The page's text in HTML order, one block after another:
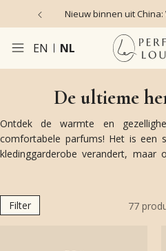
Nieuw binnen uit China:
EN NL
De ultieme
Ontdek de warmte en
comfortabele parfums! Het is een
kledinggarderobe verandert, maar
Geniet van deze parfums die een
omhelzing van een zachte kasjmieren
Filter 77